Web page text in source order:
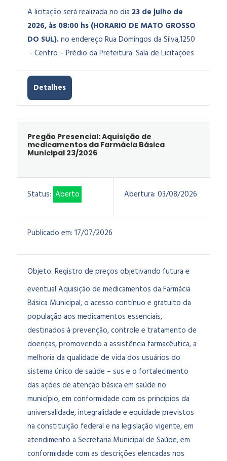
A licitação será realizada no dia 23 de julho de
2026, às 08:00 hs (HORARIO DE MATO GROSSO
DO SUL).no endereço Rua Domingos da Silva,1250
- Centro – Prédio da Prefeitura. Sala de Licitações
Detalhes
Pregão Presencial: Aquisição de
medicamentos da Farmácia Básica
Municipal 23/2026
Status: Aberto Abertura: 03/08/2026
Publicado em: 17/07/2026
Objeto: Registro de preços objetivando futura e
eventual Aquisição de medicamentos da Farmácia
Básica Municipal, o acesso contínuo e gratuito da
população aos medicamentos essenciais,
destinados à prevenção, controle e tratamento de
doenças, promovendo a assistência farmacêutica, a
melhoria da qualidade de vida dos usuários do
sistema único de saúde – sus e o fortalecimento
das ações de atenção básica em saúde no
município, em conformidade com os princípios da
universalidade, integralidade e equidade previstos
na constituição federal e na legislação vigente, em
atendimento a Secretaria Municipal de Saúde, em
conformidade com as descrições elencadas nos